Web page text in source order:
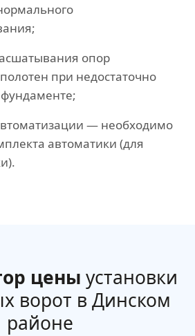
опор
при недостаточно
— необходимо
автоматики (для
цены установки
ворот в Динском
районе